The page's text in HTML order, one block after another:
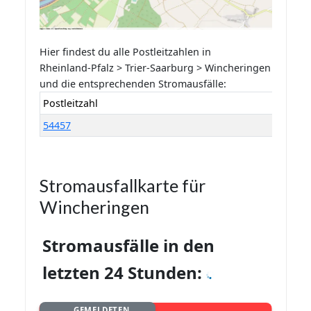
Hier findest du alle Postleitzahlen in
Rheinland-Pfalz > Trier-Saarburg > Wincheringen
und die entsprechenden Stromausfälle:
Postleitzahl
54457
Stromausfallkarte für
Wincheringen
Stromausfälle in den
letzten 24 Stunden: